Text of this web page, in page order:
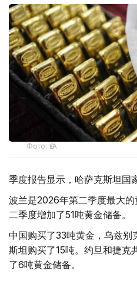
Фото: ӨзА
季度报告显示，哈萨克斯坦国
波兰是2026年第二季度最大
二季度增加了51吨黄金储备。
中国购买了33吨黄金，乌兹别
斯坦购买了15吨。约旦和捷克
了6吨黄金储备。